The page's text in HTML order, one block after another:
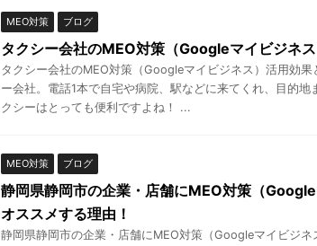
MEO対策 ブログ
タクシー会社のMEO対策（Googleマイビジネ
タクシー会社のMEO対策（Googleマイビジネス）活用効
ー会社。電話1本で自宅や病院、駅などに来てくれ、目的地
クシーはとっても便利ですよね！ ...
MEO対策 ブログ
静岡県静岡市の企業・店舗にMEO対策（
オススメする理由！
静岡県静岡市の企業・店舗にMEO対策（Googleマイビジネ